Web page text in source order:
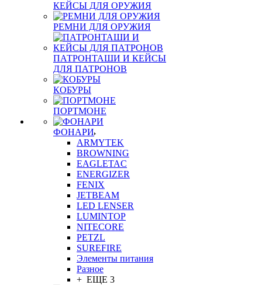
КЕЙСЫ ДЛЯ ОРУЖИЯ
РЕМНИ ДЛЯ ОРУЖИЯ
ПАТРОНТАШИ И КЕЙСЫ
ДЛЯ ПАТРОНОВ
КОБУРЫ
ПОРТМОНЕ
ФОНАРИ
ARMYTEK
BROWNING
EAGLETAC
ENERGIZER
FENIX
JETBEAM
LED LENSER
LUMINTOP
NITECORE
PETZL
SUREFIRE
Элементы питания
Разное
+ ЕЩЕ 3